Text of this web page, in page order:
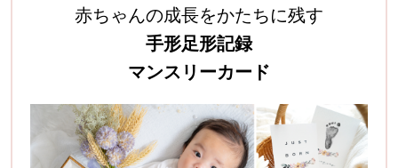
赤ちゃんの成長をかたちに残す
手形足形記録
マンスリーカード